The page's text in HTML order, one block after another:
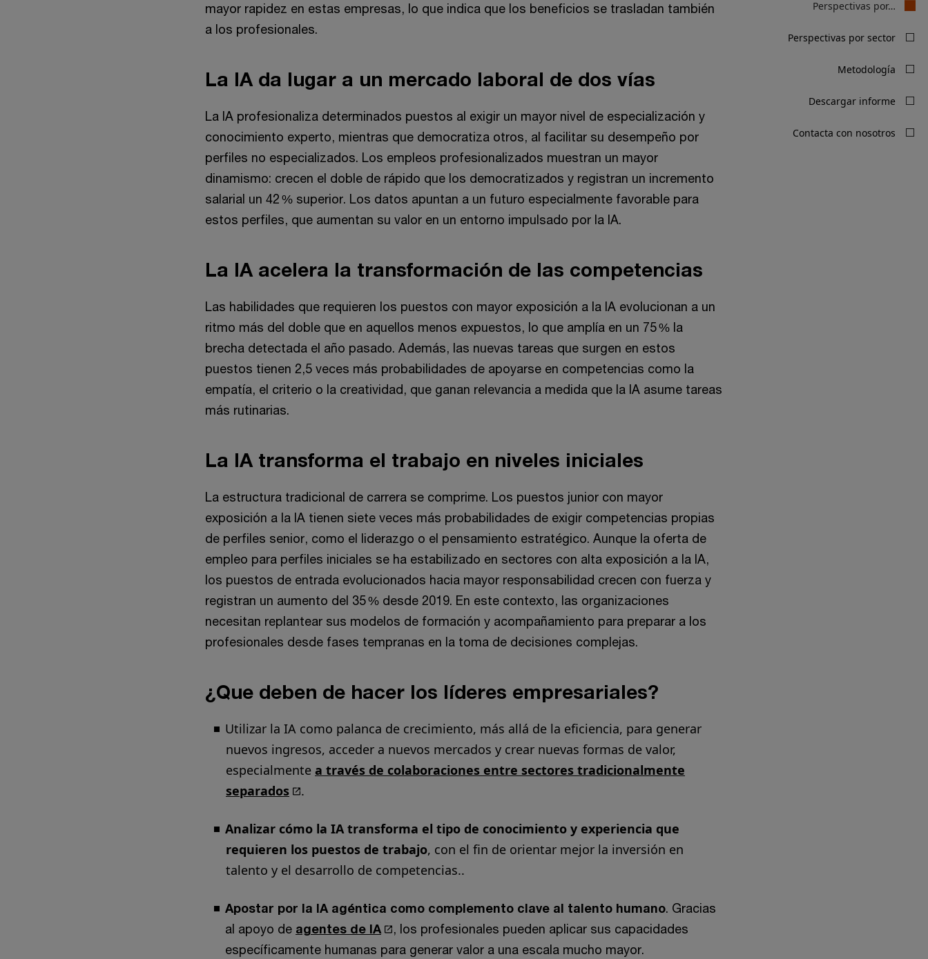
mayor rapidez en estas empresas, lo que indica que los beneficios se trasladan también
a los profesionales.
La IA da lugar a un mercado laboral de dos vías
La IA profesionaliza determinados puestos al exigir un mayor nivel de especialización y
conocimiento experto, mientras que democratiza otros, al facilitar su desempeño por
perfiles no especializados. Los empleos profesionalizados muestran un mayor
dinamismo: crecen el doble de rápido que los democratizados y registran un incremento
salarial un 42 % superior. Los datos apuntan a un futuro especialmente favorable para
estos perfiles, que aumentan su valor en un entorno impulsado por la IA.
La IA acelera la transformación de las competencias
Las habilidades que requieren los puestos con mayor exposición a la IA evolucionan a un
ritmo más del doble que en aquellos menos expuestos, lo que amplía en un 75 % la
brecha detectada el año pasado. Además, las nuevas tareas que surgen en estos
puestos tienen 2,5 veces más probabilidades de apoyarse en competencias como la
empatía, el criterio o la creatividad, que ganan relevancia a medida que la IA asume tareas
más rutinarias.
La IA transforma el trabajo en niveles iniciales
La estructura tradicional de carrera se comprime. Los puestos junior con mayor
exposición a la IA tienen siete veces más probabilidades de exigir competencias propias
de perfiles senior, como el liderazgo o el pensamiento estratégico. Aunque la oferta de
empleo para perfiles iniciales se ha estabilizado en sectores con alta exposición a la IA,
los puestos de entrada evolucionados hacia mayor responsabilidad crecen con fuerza y
registran un aumento del 35 % desde 2019. En este contexto, las organizaciones
necesitan replantear sus modelos de formación y acompañamiento para preparar a los
profesionales desde fases tempranas en la toma de decisiones complejas.
¿Que deben de hacer los líderes empresariales?
Utilizar la IA como palanca de crecimiento, más allá de la eficiencia, para generar
nuevos ingresos, acceder a nuevos mercados y crear nuevas formas de valor,
especialmente a través de colaboraciones entre sectores tradicionalmente
separados
.
Analizar cómo la IA transforma el tipo de conocimiento y experiencia que
requieren los puestos de trabajo, con el fin de orientar mejor la inversión en
talento y el desarrollo de competencias..
Apostar por la IA agéntica como complemento clave al talento humano. Gracias
al apoyo de agentes de IA
, los profesionales pueden aplicar sus capacidades
específicamente humanas para generar valor a una escala mucho mayor.